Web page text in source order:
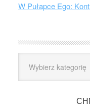
W Pułapce Ego: